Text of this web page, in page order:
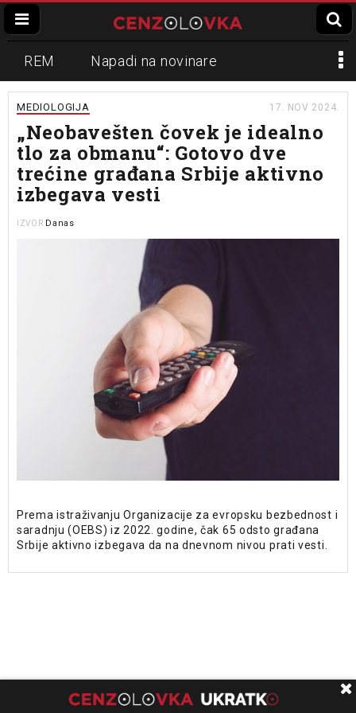
REM Napadi na novinare
Zvučni top
Propaganda Lokalni mediji
Informer Slavko Ćuruvija
MEDIOLOGIJA 17. NOV 2024.
„Neobavešten čovek je idealno
tlo za obmanu“: Gotovo dve
trećine građana Srbije aktivno
izbegava vesti
IZVOR Danas
Prema istraživanju Organizacije za evropsku bezbednost i
saradnju (OEBS) iz 2022. godine, čak 65 odsto građana
Srbije aktivno izbegava da na dnevnom nivou prati vesti.